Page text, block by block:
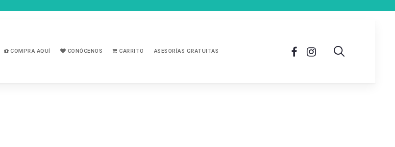
COMPRA AQUÍ CONÓCENOS CARRITO ASESORÍAS GRATUITAS